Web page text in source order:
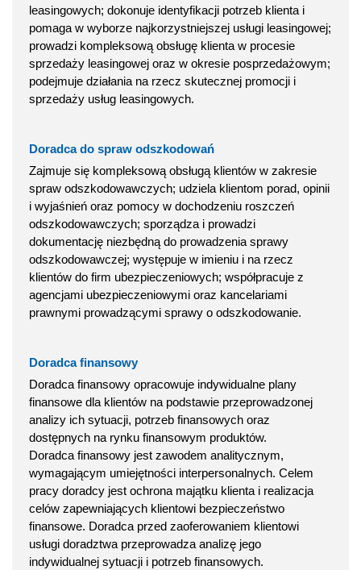
leasingowych; dokonuje identyfikacji potrzeb klienta i
pomaga w wyborze najkorzystniejszej usługi leasingowej;
prowadzi kompleksową obsługę klienta w procesie
sprzedaży leasingowej oraz w okresie posprzedażowym;
podejmuje działania na rzecz skutecznej promocji i
sprzedaży usług leasingowych.
Doradca do spraw odszkodowań
Zajmuje się kompleksową obsługą klientów w zakresie
spraw odszkodowawczych; udziela klientom porad, opinii
i wyjaśnień oraz pomocy w dochodzeniu roszczeń
odszkodowawczych; sporządza i prowadzi
dokumentację niezbędną do prowadzenia sprawy
odszkodowawczej; występuje w imieniu i na rzecz
klientów do firm ubezpieczeniowych; współpracuje z
agencjami ubezpieczeniowymi oraz kancelariami
prawnymi prowadzącymi sprawy o odszkodowanie.
Doradca finansowy
Doradca finansowy opracowuje indywidualne plany
finansowe dla klientów na podstawie przeprowadzonej
analizy ich sytuacji, potrzeb finansowych oraz
dostępnych na rynku finansowym produktów.
Doradca finansowy jest zawodem analitycznym,
wymagającym umiejętności interpersonalnych. Celem
pracy doradcy jest ochrona majątku klienta i realizacja
celów zapewniających klientowi bezpieczeństwo
finansowe. Doradca przed zaoferowaniem klientowi
usługi doradztwa przeprowadza analizę jego
indywidualnej sytuacji i potrzeb finansowych.